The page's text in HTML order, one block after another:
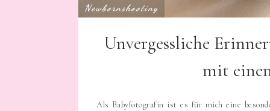
Newbornshooting
Unvergessliche
mit
Als Babyfotografin ist es für mich eine